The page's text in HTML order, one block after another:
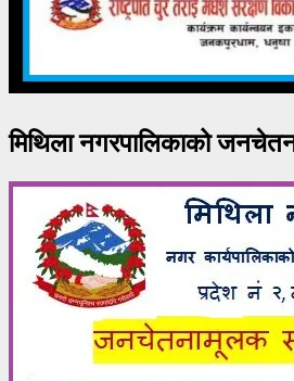
मिथिला नगरपालिकाको